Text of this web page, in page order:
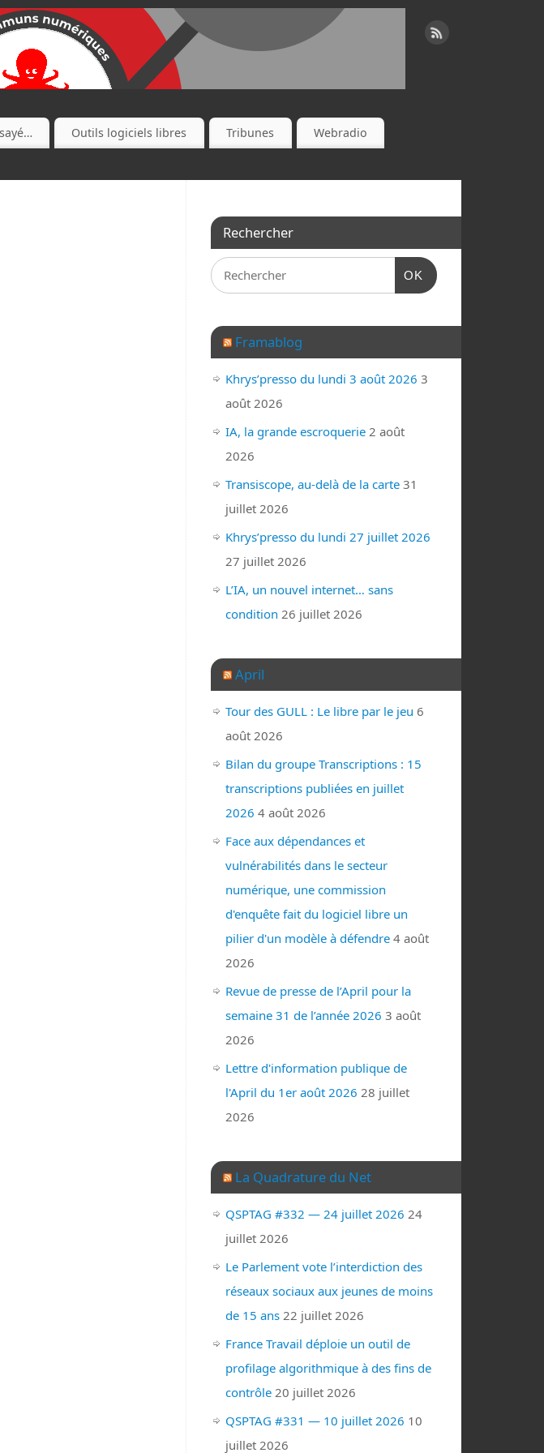
Outils logiciels libres Tribunes Webradio
Rechercher
OK
Framablog
Khrys’presso du lundi 3 août 2026 3
août 2026
IA, la grande escroquerie 2 août
2026
Transiscope, au-delà de la carte 31
juillet 2026
Khrys’presso du lundi 27 juillet 2026
27 juillet 2026
L’IA, un nouvel internet… sans
condition 26 juillet 2026
April
Tour des GULL : Le libre par le jeu 6
août 2026
Bilan du groupe Transcriptions : 15
transcriptions publiées en juillet
2026 4 août 2026
Face aux dépendances et
vulnérabilités dans le secteur
numérique, une commission
d'enquête fait du logiciel libre un
pilier d'un modèle à défendre 4 août
2026
Revue de presse de l’April pour la
semaine 31 de l’année 2026 3 août
2026
Lettre d'information publique de
l'April du 1er août 2026 28 juillet
2026
La Quadrature du Net
QSPTAG #332 — 24 juillet 2026 24
juillet 2026
Le Parlement vote l’interdiction des
réseaux sociaux aux jeunes de moins
de 15 ans 22 juillet 2026
France Travail déploie un outil de
profilage algorithmique à des fins de
contrôle 20 juillet 2026
QSPTAG #331 — 10 juillet 2026 10
juillet 2026